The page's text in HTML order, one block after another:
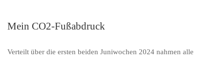
Mein CO2-Fußabdruck
Verteilt über die ersten beiden Juniwochen 2024 nahmen alle